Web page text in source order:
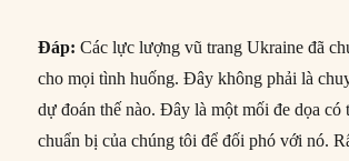
Đáp: Các lực lượng vũ trang Ukraine đã
cho mọi tình huống. Đây không phải là
dự đoán thế nào. Đây là một mối đe dọa có
chuẩn bị của chúng tôi để đối phó với nó.